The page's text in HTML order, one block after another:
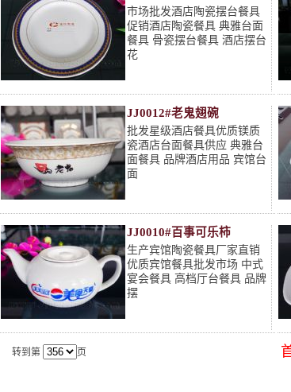
市场批发酒店陶瓷摆台餐具
促销酒店陶瓷餐具 典雅台面
餐具 骨瓷摆台餐具 酒店摆台
花
JJ0012#老鬼翅碗
批发星级酒店餐具优质镁质
瓷酒店台面餐具供应 典雅台
面餐具 品牌酒店用品 宾馆台
面
JJ0010#百事可乐柿
生产宾馆陶瓷餐具厂家直销
优质宾馆餐具批发市场 中式
宴会餐具 高档厅台餐具 品牌
摆
转到第 页